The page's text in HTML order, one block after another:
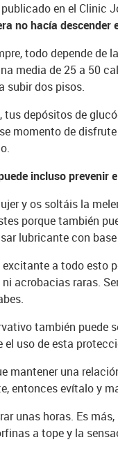
en el Clinic
no hacía descender
todo depende de
media de 25 a 50
subir dos pisos.
tus depósitos de
momento de
incluso prevenir
y os soltáis la
porque también
lubricante con
a todo esto
acrobacias raras.
también
el uso de esta
mantener una
entonces evítalo y
unas horas. Es
a tope y la